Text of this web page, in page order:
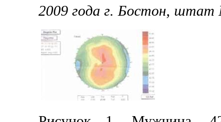
2009 года г. Бостон, штат